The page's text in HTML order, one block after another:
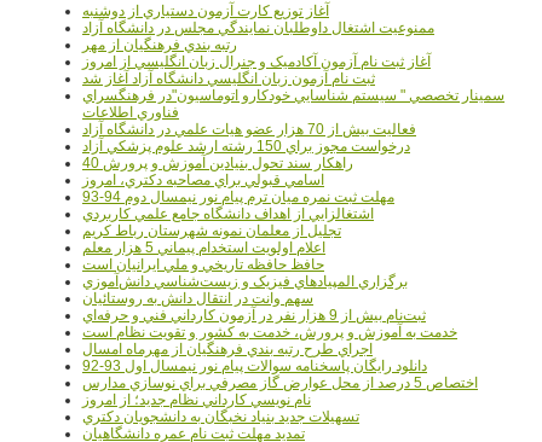
آغاز توزيع کارت آزمون دستياري از دوشنبه
ممنوعيت اشتغال داوطلبان نمايندگي مجلس در دانشگاه آزاد
رتبه بندي فرهنگيان از مهر
آغاز ثبت نام آزمون آکادميک و جنرال زبان انگليسي از امروز
ثبت نام آزمون زبان انگليسي دانشگاه آزاد آغاز شد
سمينار تخصصي " سيستم شناسايي خودکارو اتوماسيون"در فرهنگسراي
فناوري اطلاعات
فعاليت بيش از 70 هزار عضو هيات علمي در دانشگاه آزاد
درخواست مجوز براي 150 رشته ارشد علوم پزشکي آزاد
40 راهکار سند تحول بنيادين آموزش و پرورش
اسامي قبولي براي مصاحبه دکتري، امروز
مهلت ثبت نمره میان ترم پیام نور نیمسال دوم 94-93
اشتغالزايي از اهداف دانشگاه جامع علمي کاربردي
تجليل از معلمان نمونه شهرستان رباط کريم
اعلام اولويت استخدام پيماني 5 هزار معلم
حافظ حافظه تاريخي و ملي ايرانيان است
برگزاري المپيادهاي فيزيک و زيست‌شناسي دانش‌آموزي
سهم وانت در انتقال دانش به روستائيان
ثبت‌نام بيش از 9 هزار نفر در آزمون کارداني فني و حرفه‌اي
خدمت به آموزش و پرورش، خدمت به کشور و تقويت نظام است
اجراي طرح رتبه بندي فرهنگيان از مهرماه امسال
دانلود رایگان پاسخنامه سوالات پیام نور نیمسال اول 93-92
اختصاص 5 درصد از محل عوارض گاز مصرفي براي نوسازي مدارس
نام نويسي کارداني نظام جديد؛ از امروز
تسهيلات جديد بنياد نخبگان به دانشجويان دکتري
تمديد مهلت ثبت نام عمره دانشگاهيان